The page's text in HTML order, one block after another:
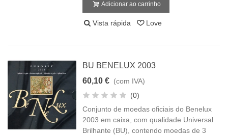
Adicionar ao carrinho
Vista rápida Love
BU BENELUX 2003
60,10 € (com IVA)
(0)
Conjunto de moedas oficiais do Benelux
2003 em caixa, com qualidade Universal
Brilhante (BU), contendo moedas de 3